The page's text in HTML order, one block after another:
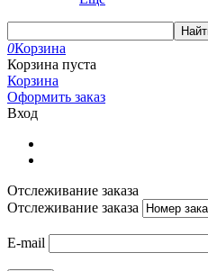
0Корзина
Корзина пуста
Корзина
Оформить заказ
Вход
Отслеживание заказа
Отслеживание заказа
E-mail